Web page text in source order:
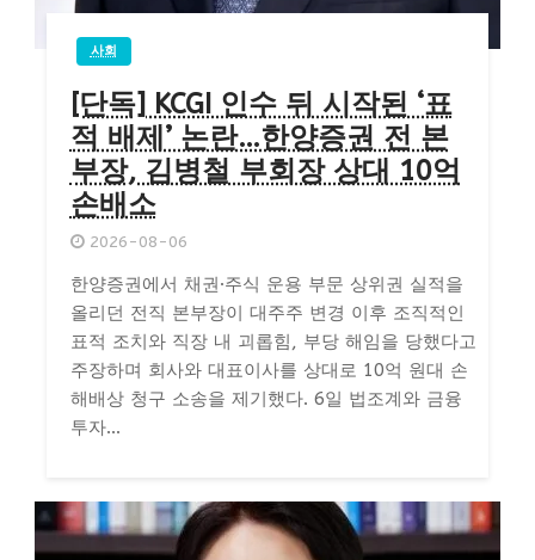
사회
[단독] KCGI 인수 뒤 시작된 ‘표
적 배제’ 논란…한양증권 전 본
부장, 김병철 부회장 상대 10억
손배소
2026-08-06
한양증권에서 채권·주식 운용 부문 상위권 실적을
올리던 전직 본부장이 대주주 변경 이후 조직적인
표적 조치와 직장 내 괴롭힘, 부당 해임을 당했다고
주장하며 회사와 대표이사를 상대로 10억 원대 손
해배상 청구 소송을 제기했다. 6일 법조계와 금융
투자...